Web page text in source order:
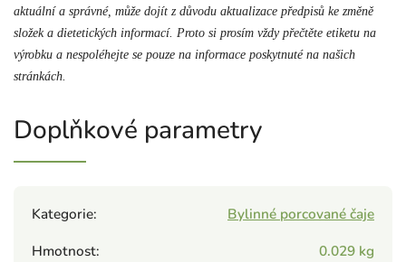
aktuální a správné, může dojít z důvodu aktualizace předpisů ke změně
složek a dietetických informací. Proto si prosím vždy přečtěte etiketu na
výrobku a nespoléhejte se pouze na informace poskytnuté na našich
stránkách.
Doplňkové parametry
Kategorie:
Bylinné porcované čaje
Hmotnost:
0.029 kg